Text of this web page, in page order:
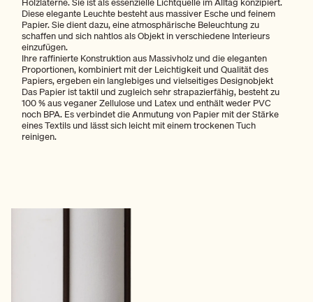
Diese elegante Leuchte besteht aus massiver Esche und feinem
Papier. Sie dient dazu, eine atmosphärische Beleuchtung zu
schaffen und sich nahtlos als Objekt in verschiedene Interieurs
einzufügen.
Ihre raffinierte Konstruktion aus Massivholz und die eleganten
Proportionen, kombiniert mit der Leichtigkeit und Qualität des
Papiers, ergeben ein langlebiges und vielseitiges Designobjekt
Das Papier ist taktil und zugleich sehr strapazierfähig, besteht zu
100 % aus veganer Zellulose und Latex und enthält weder PVC
noch BPA. Es verbindet die Anmutung von Papier mit der Stärke
eines Textils und lässt sich leicht mit einem trockenen Tuch
reinigen.